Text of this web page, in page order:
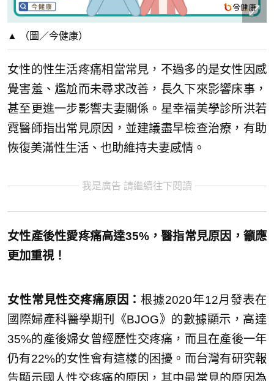
▲ （圖／今健康）
女性的性生活疼痛相當常見，不過多的是女性因感
覺害羞、尷尬而未尋求改善，長久下來影響床事，
甚至更進一步影響夫妻關係。星幸福美學診所洪若
霓醫師指出常見原因，並建議盡早檢查治療，有助
恢復美滿性生活、也助維持夫妻感情。
我是廣告 請繼續往下閱讀
女性產後性愛疼痛高達35%， 醫指常見原因，籲應
更加重視！
女性常見性交疼痛原因：根據2020年12月發表在
國際婦產科醫學期刊《BJOG》的數據顯示，高達
35%的產後婦女曾經歷性交疼痛，而且在產後一年
仍有22%的女性會有這樣的困擾。而台灣有研究報
告顯示國人性交疼痛的原因，其中最常見的原因為